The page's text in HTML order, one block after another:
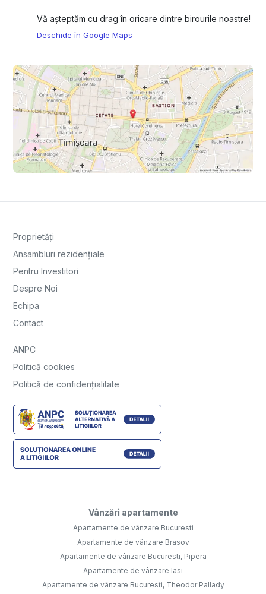
Vă așteptăm cu drag în oricare dintre birourile noastre!
Deschide în Google Maps
Proprietăți
Ansambluri rezidențiale
Pentru Investitori
Despre Noi
Echipa
Contact
ANPC
Politică cookies
Politică de confidențialitate
Vânzări apartamente
Apartamente de vânzare Bucuresti
Apartamente de vânzare Brasov
Apartamente de vânzare Bucuresti, Pipera
Apartamente de vânzare Iasi
Apartamente de vânzare Bucuresti, Theodor Pallady